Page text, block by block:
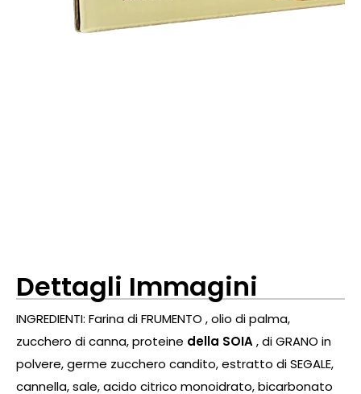
Dettagli Immagini
INGREDIENTI: Farina di FRUMENTO , olio di palma,
zucchero di canna,proteine ​​della SOIA,di GRANO in
polvere,germe zucchero candito, estratto di SEGALE,
cannella, sale, acido citrico monoidrato, bicarbonato